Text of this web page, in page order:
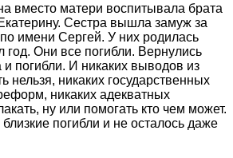
вместо матери воспитывала брата
Сестра вышла замуж за
имени Сергей. У них родилась
Они все погибли. Вернулись
и погибли. И никаких выводов из
нельзя, никаких государственных
никаких адекватных
ну или помогать кто чем может.
погибли и не осталось даже